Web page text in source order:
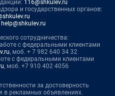
116@shkulev.ru
и государственных органов:
help@shkulev.ru
сотрудничества:
с федеральными клиентами
, моб. + 7 982 640 34 32
с федеральными клиентами
, моб. +7 910 402 4056
за достоверность
рекламных объявлениях.